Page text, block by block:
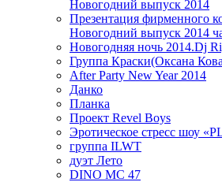
Новогодний выпуск 2014
Презентация фирменного
Новогодний выпуск 2014
Новогодняя ночь 2014.Dj
Группа Краски(Оксана
After Party New Year 2014
Данко
Планка
Проект Revel Boys
Эротическое стресс шоу
группа ILWT
дуэт Лето
DINO MC 47